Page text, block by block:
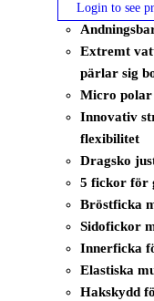
Login to see
Extremt
pärlar sig
Micro polar
Innovativ
flexibilitet
Dragsko
5 fickor för
Bröstficka
Sidofickor
Innerficka
Elastiska
Hakskydd